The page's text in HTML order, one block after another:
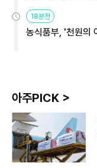
원
18분전
농식품부, '천원의
아주PICK >